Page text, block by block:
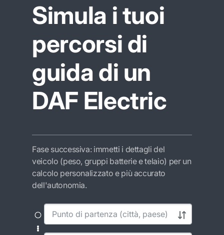
Simula i tuoi
percorsi di
guida di un
DAF Electric
Fase successiva: immetti i dettagli del
veicolo (peso, gruppi batterie e telaio) per un
calcolo personalizzato e più accurato
dell'autonomia.